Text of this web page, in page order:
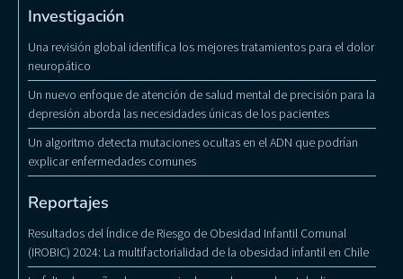
Investigación
Una revisión global identifica los mejores tratamientos para el dolor
neuropático
Un nuevo enfoque de atención de salud mental de precisión para la
depresión aborda las necesidades únicas de los pacientes
Un algoritmo detecta mutaciones ocultas en el ADN que podrían
explicar enfermedades comunes
Reportajes
Resultados del Índice de Riesgo de Obesidad Infantil Comunal
(IROBIC) 2024: La multifactorialidad de la obesidad infantil en Chile